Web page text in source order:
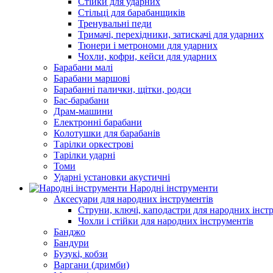
Стільці для барабанщиків
Тренувальні педи
Тримачі, перехідники, затискачі для ударних
Тюнери і метрономи для ударних
Чохли, кофри, кейси для ударних
Барабани малі
Барабани маршові
Барабанні палички, щітки, родси
Бас-барабани
Драм-машини
Електронні барабани
Колотушки для барабанів
Тарілки оркестрові
Тарілки ударні
Томи
Ударні установки акустичні
Народні інструменти
Аксесуари для народних інструментів
Струни, ключі, каподастри для народних
Чохли і стійки для народних інструментів
Банджо
Бандури
Бузукі, кобзи
Варгани (дримби)